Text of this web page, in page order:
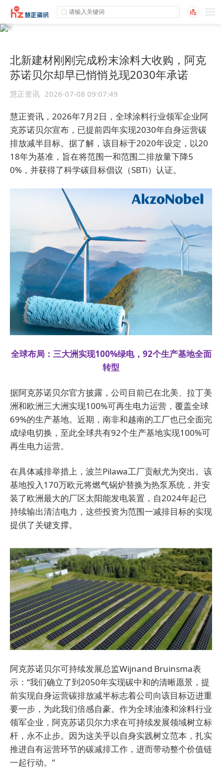
北新建材刚刚完成粉末涂料大收购，阿克
苏诺贝尔却早已悄悄兑现2030年承诺
慧正资讯 2026-07-08 09:07:49
慧正资讯，2026年7月2日，全球涂料行业领军企业阿
克苏诺贝尔宣布，已提前四年实现2030年自身运营碳
排放减半目标。据了解，该目标于2020年设定，以20
18年为基准，旨在将范围一和范围二排放量下降5
0%，并获得了科学碳目标倡议（SBTi）认证。
全球布局：三大洲实现100%绿电，92个生产基地全面
转型
据阿克苏诺贝尔官方披露，公司目前已在北美、拉丁美
洲和欧洲三大洲实现100%可再生电力运营，覆盖全球
69%的生产基地。近期，南非和越南的工厂也已全面完
成绿电切换，至此全球共有92个生产基地实现100%可
再生电力运营。
在具体减排举措上，波兰Pilawa工厂贡献尤为突出。该
基地投入170万欧元将燃气锅炉替换为热泵系统，并安
装了欧洲最大的厂区太阳能发电装置，自2024年起已
持续输出清洁电力，这些投资为范围一减排目标的实现
提供了关键支撑。
阿克苏诺贝尔可持续发展总监Wijnand Bruinsma表
示：“我们确立了到2050年实现碳中和的清晰愿景，提
前实现自身运营碳排放减半标志着公司向该目标迈进重
要一步，为此我们倍感自豪。作为全球油漆和涂料行业
领军企业，阿克苏诺贝尔力求在可持续发展领域树立标
杆，永不止步。因为这关乎以自身实践树立范本，扎实
推进自有运营环节的碳减排工作，进而带动整个价值链
一起行动。”